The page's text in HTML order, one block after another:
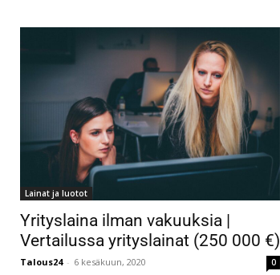
Lainat ja luotot
Yrityslaina ilman vakuuksia |
Vertailussa yrityslainat (250 000 €)
Talous24 - 6 kesäkuun, 2020 0